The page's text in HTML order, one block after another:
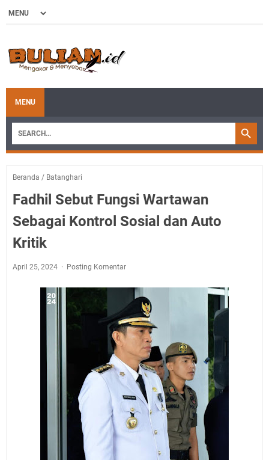
MENU
Beranda / Batanghari
Fadhil Sebut Fungsi Wartawan
Sebagai Kontrol Sosial dan Auto
Kritik
April 25, 2024 Posting Komentar